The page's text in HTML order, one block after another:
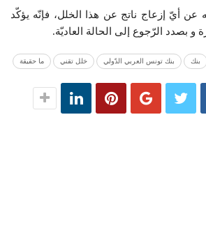
عن أيّ إزعاج ناتج عن هذا الخلل، فإنّه يؤكّد
بصدد الرّجوع إلى الحالة العاديّة.
بنك بنك تونس العربي الدّولي خلل تقني ما حقيقة